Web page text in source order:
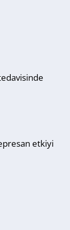
etkiyi